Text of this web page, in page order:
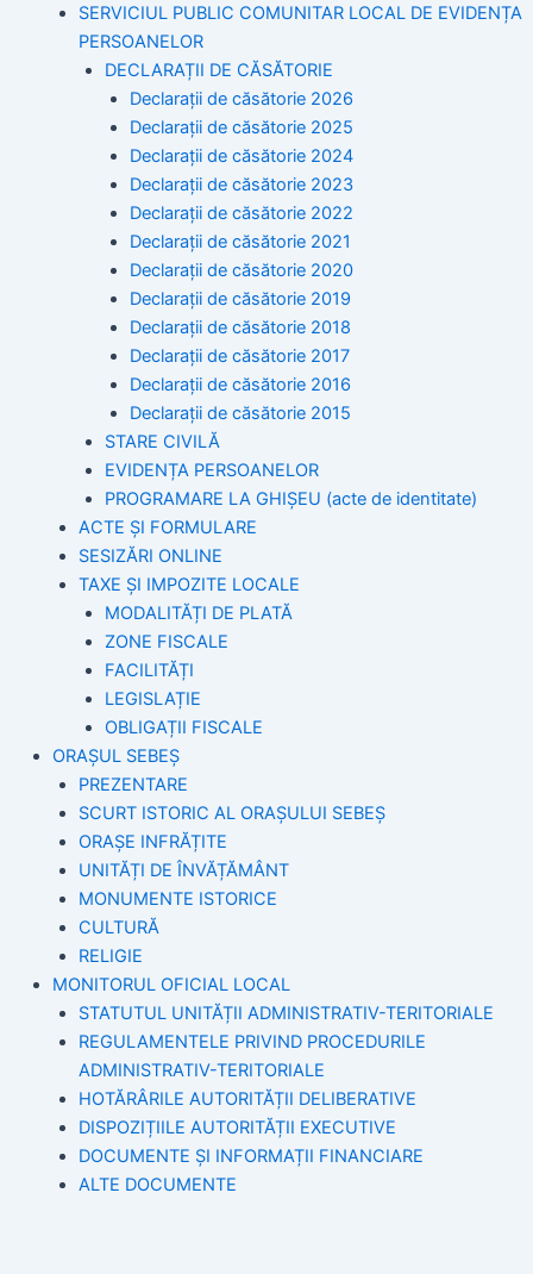
SERVICIUL PUBLIC COMUNITAR LOCAL DE EVIDENȚA
PERSOANELOR
DECLARAȚII DE CĂSĂTORIE
Declarații de căsătorie 2026
Declarații de căsătorie 2025
Declarații de căsătorie 2024
Declarații de căsătorie 2023
Declarații de căsătorie 2022
Declarații de căsătorie 2021
Declarații de căsătorie 2020
Declarații de căsătorie 2019
Declarații de căsătorie 2018
Declarații de căsătorie 2017
Declarații de căsătorie 2016
Declarații de căsătorie 2015
STARE CIVILĂ
EVIDENȚA PERSOANELOR
PROGRAMARE LA GHIȘEU (acte de identitate)
ACTE ȘI FORMULARE
SESIZĂRI ONLINE
TAXE ȘI IMPOZITE LOCALE
MODALITĂȚI DE PLATĂ
ZONE FISCALE
FACILITĂȚI
LEGISLAȚIE
OBLIGAȚII FISCALE
ORAȘUL SEBEȘ
PREZENTARE
SCURT ISTORIC AL ORAȘULUI SEBEȘ
ORAȘE INFRĂȚITE
UNITĂȚI DE ÎNVĂȚĂMÂNT
MONUMENTE ISTORICE
CULTURĂ
RELIGIE
MONITORUL OFICIAL LOCAL
STATUTUL UNITĂȚII ADMINISTRATIV-TERITORIALE
REGULAMENTELE PRIVIND PROCEDURILE
ADMINISTRATIV-TERITORIALE
HOTĂRÂRILE AUTORITĂȚII DELIBERATIVE
DISPOZIȚIILE AUTORITĂȚII EXECUTIVE
DOCUMENTE ȘI INFORMAȚII FINANCIARE
ALTE DOCUMENTE